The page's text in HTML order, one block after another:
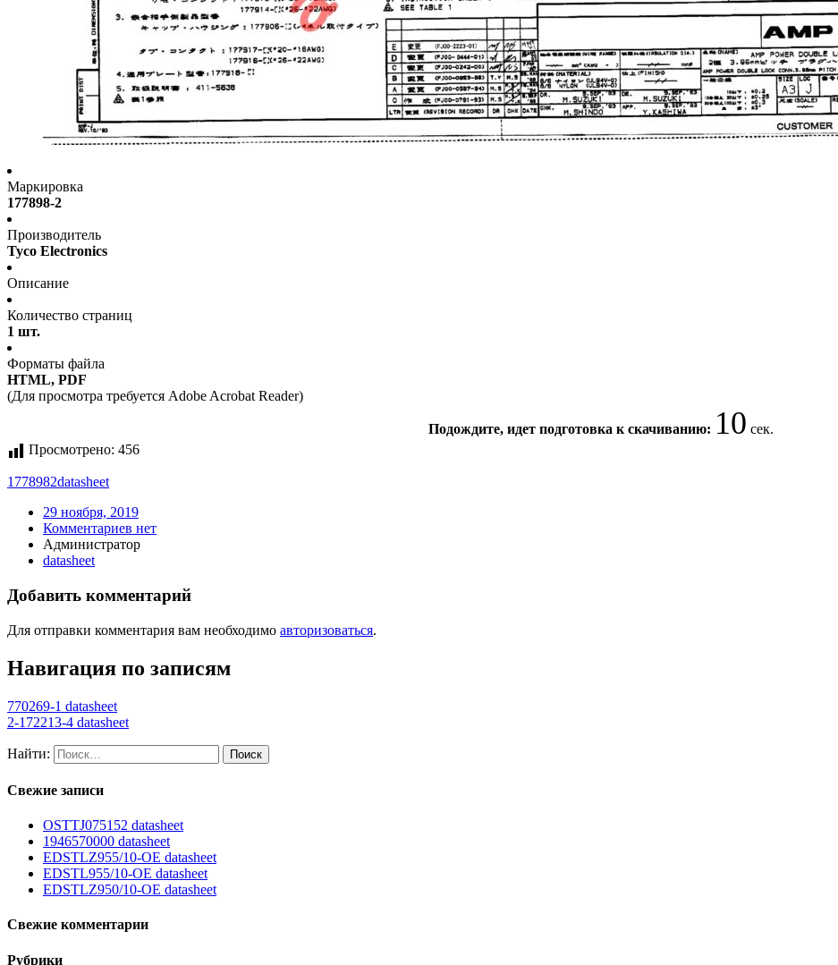
Маркировка
177898-2
Производитель
Tyco Electronics
Описание
Количество страниц
1 шт.
Форматы файла
HTML, PDF
(Для просмотра требуется Adobe Acrobat Reader)
Подождите, идет подготовка к скачиванию: 10 сек.
Просмотрено: 456
1778982datasheet
29 ноября, 2019
Комментариев нет
Администратор
datasheet
Добавить комментарий
Для отправки комментария вам необходимо авторизоваться.
Навигация по записям
770269-1 datasheet
2-172213-4 datasheet
Найти:
Свежие записи
OSTTJ075152 datasheet
1946570000 datasheet
EDSTLZ955/10-OE datasheet
EDSTL955/10-OE datasheet
EDSTLZ950/10-OE datasheet
Свежие комментарии
Рубрики